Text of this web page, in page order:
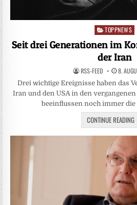
Posted
TOPPNEWS
Seit drei Generationen im
der Iran
RSS-FEED 8.
Drei wichtige Ereignisse haben das
Iran und den USA in den
beeinflussen noch immer
CONTINUE READING